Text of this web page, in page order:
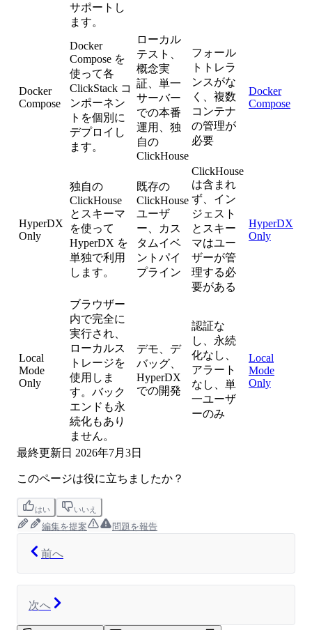
サポートし
ます。
Docker
Compose
Docker
Compose を
使って各
ClickStack コ
ンポーネン
トを個別に
デプロイし
ます。
ローカル
テスト、
概念実
証、単一
サーバー
での本番
運用、独
自の
ClickHouse
フォール
トトレラ
ンスがな
く、複数
コンテナ
の管理が
必要
Docker
Compose
HyperDX
Only
独自の
ClickHouse
とスキーマ
を使って
HyperDX を
単独で利用
します。
既存の
ClickHouse
ユーザ
ー、カス
タムイベ
ントパイ
プライン
ClickHouse
は含まれ
ず、イン
ジェスト
とスキー
マはユー
ザーが管
理する必
要がある
HyperDX
Only
Local
Mode
Only
ブラウザー
内で完全に
実行され、
ローカルス
トレージを
使用しま
す。バック
エンドも永
続化もあり
ません。
デモ、デ
バッグ、
HyperDX
での開発
認証な
し、永続
化なし、
アラート
なし、単
一ユーザ
ーのみ
Local
Mode
Only
最終更新日 2026年7月3日
このページは役に立ちましたか？
はい いいえ
編集を提案 問題を報告
前へ
次へ